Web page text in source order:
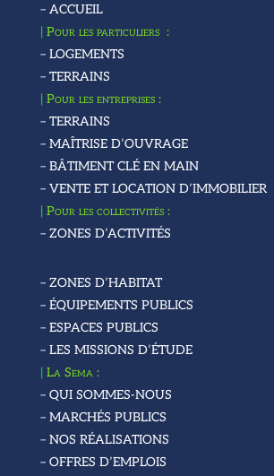
– ACCUEIL
| Pour les particuliers :
– LOGEMENTS
– TERRAINS
| Pour les entreprises :
– TERRAINS
– MAÎTRISE D’OUVRAGE
– BÂTIMENT CLÉ EN MAIN
– VENTE ET LOCATION D’IMMOBILIER
| Pour les collectivités :
– ZONES D’ACTIVITÉS
– ZONES D’HABITAT
– ÉQUIPEMENTS PUBLICS
– ESPACES PUBLICS
– LES MISSIONS D’ÉTUDE
| La Sema :
– QUI SOMMES-NOUS
– MARCHÉS PUBLICS
– NOS RÉALISATIONS
– OFFRES D’EMPLOIS